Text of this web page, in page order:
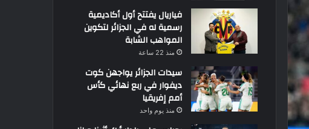
فياريال يفتتح أول أكاديمية
رسمية له في الجزائر لتكوين
المواهب الشابة
منذ 22 ساعة
سيدات الجزائر يواجهن كوت
ديفوار في ربع نهائي كأس
أمم إفريقيا
منذ يوم واحد